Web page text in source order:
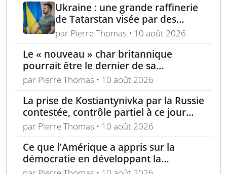
Ukraine : une grande raffinerie
de Tatarstan visée par des
bombardements
par Pierre Thomas • 10 août 2026
Le « nouveau » char britannique
pourrait être le dernier de sa
génération
par Pierre Thomas • 10 août 2026
La prise de Kostiantynivka par la Russie
contestée, contrôle partiel à ce jour
selon Londres
par Pierre Thomas • 10 août 2026
Ce que l’Amérique a appris sur la
démocratie en développant la
technologie furtive